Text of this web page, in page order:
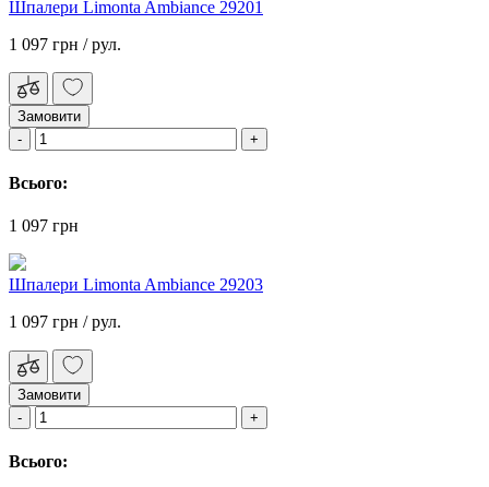
Шпалери Limonta Ambiance 29201
1 097 грн / рул.
Замовити
Всього:
1 097 грн
Шпалери Limonta Ambiance 29203
1 097 грн / рул.
Замовити
Всього: